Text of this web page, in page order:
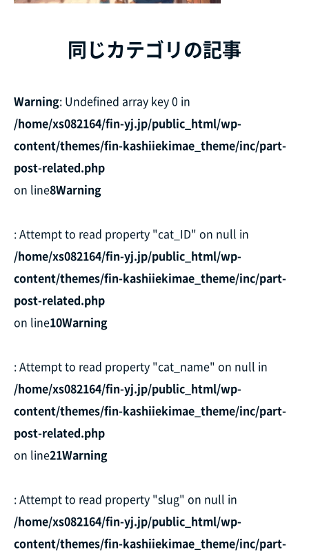
同じカテゴリの記事
Warning: Undefined array key 0 in
/home/xs082164/fin-yj.jp/public_html/wp-
content/themes/fin-kashiiekimae_theme/inc/part-
post-related.php
on line8Warning
: Attempt to read property "cat_ID" on null in
/home/xs082164/fin-yj.jp/public_html/wp-
content/themes/fin-kashiiekimae_theme/inc/part-
post-related.php
on line10Warning
: Attempt to read property "cat_name" on null in
/home/xs082164/fin-yj.jp/public_html/wp-
content/themes/fin-kashiiekimae_theme/inc/part-
post-related.php
on line21Warning
: Attempt to read property "slug" on null in
/home/xs082164/fin-yj.jp/public_html/wp-
content/themes/fin-kashiiekimae_theme/inc/part-